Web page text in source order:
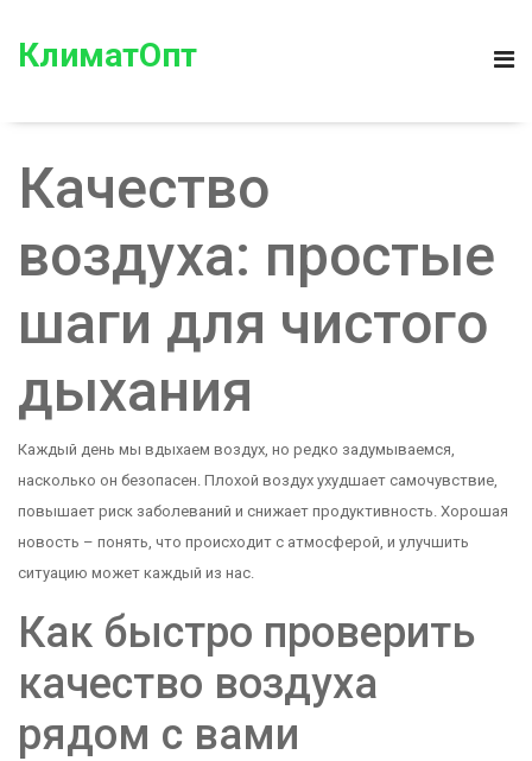
КлиматОпт
Качество
воздуха: простые
шаги для чистого
дыхания
Каждый день мы вдыхаем воздух, но редко задумываемся,
насколько он безопасен. Плохой воздух ухудшает самочувствие,
повышает риск заболеваний и снижает продуктивность. Хорошая
новость – понять, что происходит с атмосферой, и улучшить
ситуацию может каждый из нас.
Как быстро проверить
качество воздуха
рядом с вами